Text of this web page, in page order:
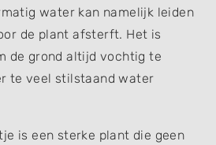
water kan namelijk leiden
de plant afsterft. Het is
de grond altijd vochtig te
te veel stilstaand water
is een sterke plant die geen